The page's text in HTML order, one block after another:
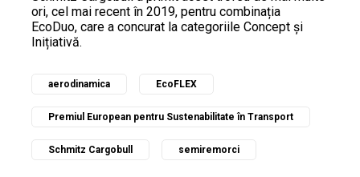
ori, cel mai recent în 2019, pentru combinația
EcoDuo, care a concurat la categoriile Concept și
Inițiativă.
aerodinamica EcoFLEX
Premiul European pentru Sustenabilitate în Transport
Schmitz Cargobull semiremorci